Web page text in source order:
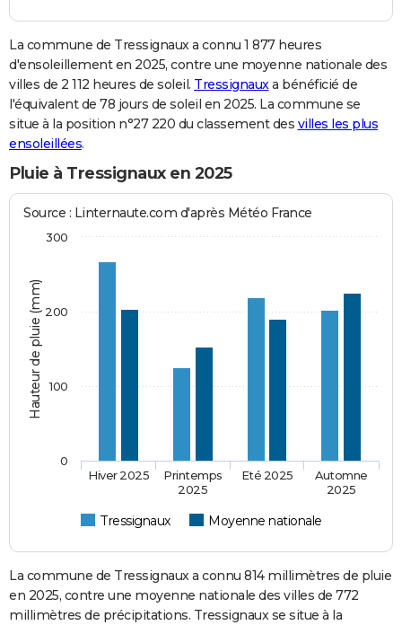
La commune de Tressignaux a connu 1 877 heures
d'ensoleillement en 2025, contre une moyenne nationale des
villes de 2 112 heures de soleil. Tressignauxa bénéficié de
l'équivalent de 78 jours de soleil en 2025. La commune se
situe à la position n°27 220 du classement des villes les plus
ensoleillées.
Pluie à Tressignaux en 2025
Hauteur de pluie (mm)
Source : Linternaute.com d'après Météo France
Tressignaux Moyenne nationale
Hiver 2025
Printemps
2025
Eté 2025
Automne
2025
0
100
200
300
La commune de Tressignaux a connu 814 millimètres de pluie
en 2025, contre une moyenne nationale des villes de 772
millimètres de précipitations. Tressignaux se situe à la